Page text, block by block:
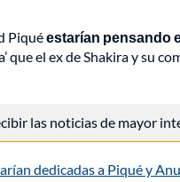
Piquéestarían pensando
que el ex de Shakira y su
las noticias de mayor
dedicadas a Piqué y